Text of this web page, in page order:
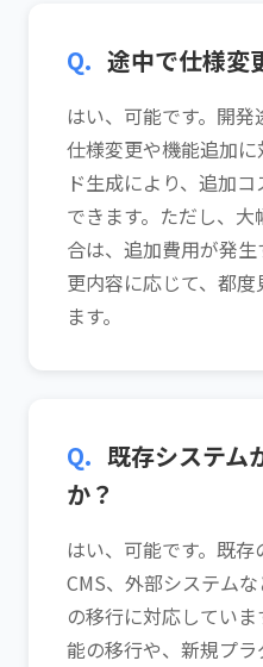
Q. 途中で仕様変
はい、可能です。開発
仕様変更や機能追加
ド生成により、追加
できます。ただし、
合は、追加費用が発
更内容に応じて、都
ます。
Q. 既存システム
か？
はい、可能です。既
CMS、外部システム
の移行に対応してい
能の移行や、新規プ